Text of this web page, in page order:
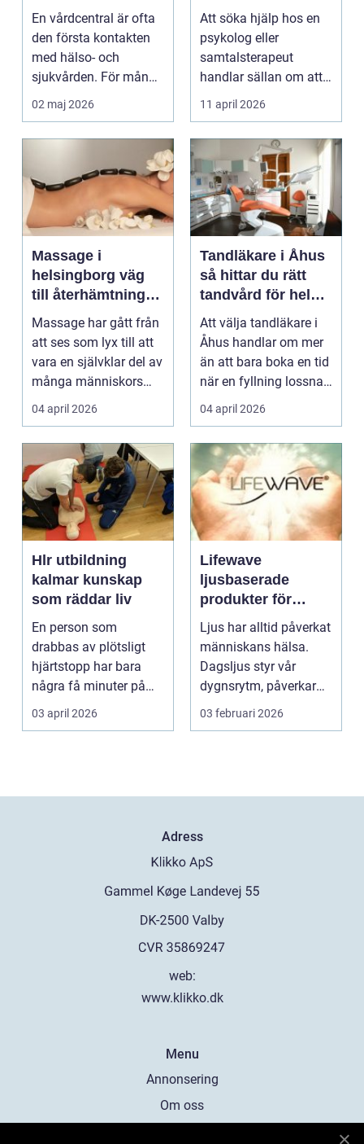
hela familjen
En vårdcentral är ofta
den första kontakten
med hälso- och
sjukvården. För många
i Svedala handlar v...
02 maj 2026
du behöver prata
med någon
Att söka hjälp hos en
psykolog eller
samtalsterapeut
handlar sällan om att
vara svag....
11 april 2026
Massage i
helsingborg väg
till återhämtning
och hållbar hälsa
Massage har gått från
att ses som lyx till att
vara en självklar del av
många människors
friskvård. ...
04 april 2026
Tandläkare i Åhus
så hittar du rätt
tandvård för hela
familjen
Att välja tandläkare i
Åhus handlar om mer
än att bara boka en tid
när en fyllning lossnar
eller en ...
04 april 2026
Hlr utbildning
kalmar kunskap
som räddar liv
En person som
drabbas av plötsligt
hjärtstopp har bara
några få minuter på
sig. För varje minut
utan...
03 april 2026
Lifewave
ljusbaserade
produkter för
hälsa och
välbefinnande
Ljus har alltid påverkat
människans hälsa.
Dagsljus styr vår
dygnsrytm, påverkar
humör, sömn och ene...
03 februari 2026
Adress
web:
www.klikko.dk
Menu
Annonsering
Om oss